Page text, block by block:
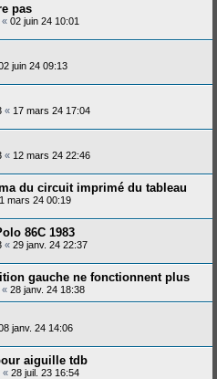
pas
« 02 juin 24 10:01
juin 24 09:13
« 17 mars 24 17:04
« 12 mars 24 22:46
du circuit imprimé du tableau
mars 24 00:19
86C 1983
« 29 janv. 24 22:37
gauche ne fonctionnent plus
« 28 janv. 24 18:38
janv. 24 14:06
aiguille tdb
« 28 juil. 23 16:54